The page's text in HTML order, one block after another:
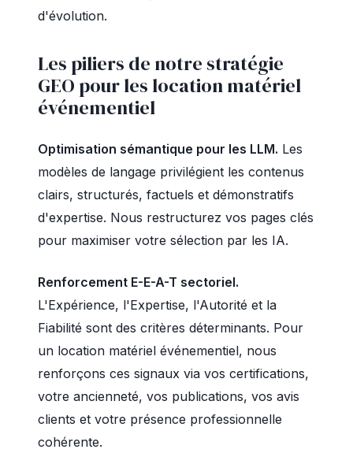
d'évolution.
Les piliers de notre stratégie
GEO pour les location matériel
événementiel
Optimisation sémantique pour les LLM. Les
modèles de langage privilégient les contenus
clairs, structurés, factuels et démonstratifs
d'expertise. Nous restructurez vos pages clés
pour maximiser votre sélection par les IA.
Renforcement E-E-A-T sectoriel.
L'Expérience, l'Expertise, l'Autorité et la
Fiabilité sont des critères déterminants. Pour
un location matériel événementiel, nous
renforçons ces signaux via vos certifications,
votre ancienneté, vos publications, vos avis
clients et votre présence professionnelle
cohérente.